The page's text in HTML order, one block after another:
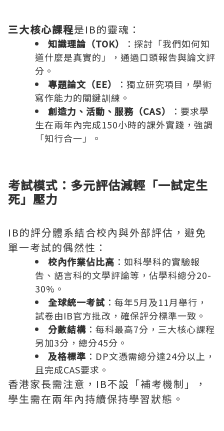
三大核心課程是IB的靈魂：
知識理論（TOK）
：探討「我們如何知
道什麼是真實的」，通過口頭報告與論文評
分。
專題論文（EE）
：獨立研究項目，學術
寫作能力的關鍵訓練。
創造力、活動、服務（CAS）
：要求學
生在兩年內完成150小時的課外實踐，強調
「知行合一」。
考試模式：多元評估減輕「一試定生
死」壓力
IB的評分體系結合校內與外部評估，避免
單一考試的偶然性：
校內作業佔比高 ：如科學科的實驗報
告、語言科的文學評論等，佔學科總分20-
30%。
全球統一考試 ：每年5月及11月舉行，
試卷由IB官方批改，確保評分標準一致。
分數結構 ：每科最高7分，三大核心課程
另加3分，總分45分。
及格標準 ：DP文憑需總分達24分以上，
且完成CAS要求。
香港家長需注意，IB不設「補考機制」，
學生需在兩年內持續保持學習狀態。